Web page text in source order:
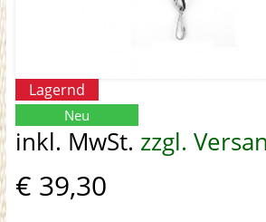
Lagernd
Neu
inkl. MwSt. zzgl.
€ 39,30